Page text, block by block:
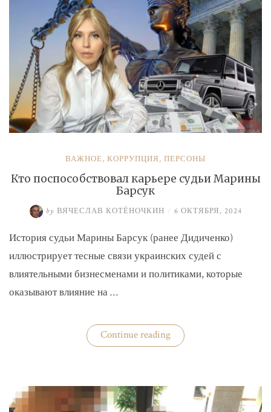
ВАЖНОЕ, КОРРУПЦИЯ, ПЕРСОНЫ
Кто поспособствовал карьере судьи Марины
Барсук
by ВЯЧЕСЛАВ КОТЁНОЧКИН / 6 ОКТЯБРЯ, 2024
История судьи Марины Барсук (ранее Дидиченко)
иллюстрирует тесные связи украинских судей с
влиятельными бизнесменами и политиками, которые
оказывают влияние на …
Continue reading«Кто
поспособствовал
Барсук»